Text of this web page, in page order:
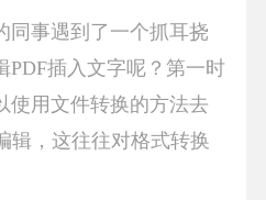
同事遇到了一个抓耳挠
PDF插入文字呢？第一时
使用文件转换的方法去
辑，这往往对格式转换